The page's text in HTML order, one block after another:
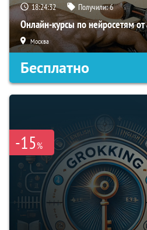
18:24:31 Получили:6
Онлайн-курсы по нейросетям
Москва
Бесплатно
-15%